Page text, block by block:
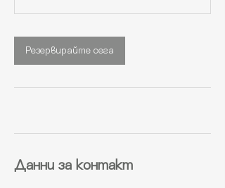
Резервирайте сега
Данни за контакт